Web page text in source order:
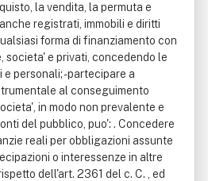
la vendita, la permuta e
registrati, immobili e diritti
forma di finanziamento con
societa' e privati, concedendo le
personali; - partecipare a
al conseguimento
in modo non prevalente e
del pubblico, puo': . Concedere
reali per obbligazioni assunte
o interessenze in altre
dell'art. 2361 del c. C. , ed